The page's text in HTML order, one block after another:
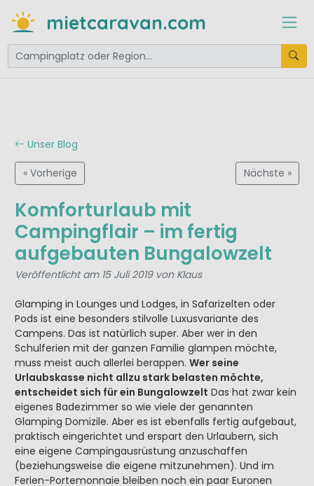
mietcaravan.com
Unser Blog
« Vorherige Nächste »
Komforturlaub mit
Campingflair – im fertig
aufgebauten Bungalowzelt
Veröffentlicht am 15 Juli 2019 von Klaus
Glamping in Lounges und Lodges, in Safarizelten oder
Pods ist eine besonders stilvolle Luxusvariante des
Campens. Das ist natürlich super. Aber wer in den
Schulferien mit der ganzen Familie glampen möchte,
muss meist auch allerlei berappen. Wer seine
Urlaubskasse nicht allzu stark belasten möchte,
entscheidet sich für ein Bungalowzelt Das hat zwar kein
eigenes Badezimmer so wie viele der genannten
Glamping Domizile. Aber es ist ebenfalls fertig aufgebaut,
praktisch eingerichtet und erspart den Urlaubern, sich
eine eigene Campingausrüstung anzuschaffen
(beziehungsweise die eigene mitzunehmen). Und im
Ferien-Portemonnaie bleiben noch ein paar Euronen